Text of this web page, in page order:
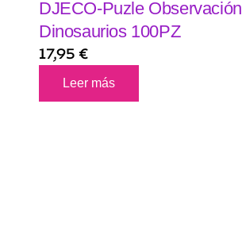
DJECO-Puzle Observación
Dinosaurios 100PZ
17,95 €
Leer más